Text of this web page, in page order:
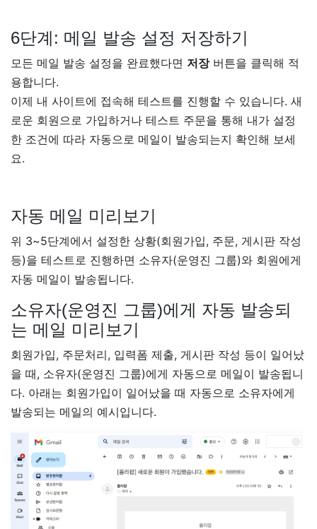
6단계: 메일 발송 설정 저장하기
모든 메일 발송 설정을 완료했다면 저장버튼을 클릭해 적
용합니다.
이제 내 사이트에 접속해 테스트를 진행할 수 있습니다. 새
로운 회원으로 가입하거나 테스트 주문을 통해 내가 설정
한 조건에 따라 자동으로 메일이 발송되는지 확인해 보세
요.
자동 메일 미리보기
위 3~5단계에서 설정한 상황(회원가입, 주문, 게시판 작성
등)을 테스트로 진행하면 소유자(운영진 그룹)와 회원에게
자동 메일이 발송됩니다.
소유자(운영진 그룹)에게 자동 발송되
는 메일 미리보기
회원가입, 주문처리, 입력폼 제출, 게시판 작성 등이 일어났
을 때, 소유자(운영진 그룹)에게 자동으로 메일이 발송됩니
다. 아래는 회원가입이 일어났을 때 자동으로 소유자에게
발송되는 메일의 예시입니다.